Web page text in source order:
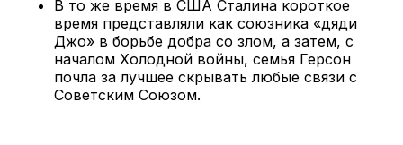
В то же время в США Сталина короткое
время представляли как союзника «дяди
Джо» в борьбе добра со злом, а затем, с
началом Холодной войны, семья Герсон
почла за лучшее скрывать любые связи с
Советским Союзом.